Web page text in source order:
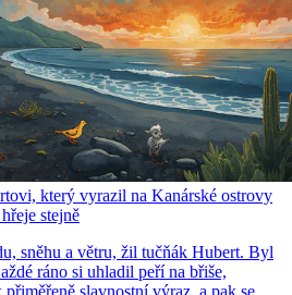
který vyrazil na Kanárské ostrovy
stejně
sněhu a větru, žil tučňák Hubert. Byl
ráno si uhladil peří na břiše,
slavnostní výraz, a pak se